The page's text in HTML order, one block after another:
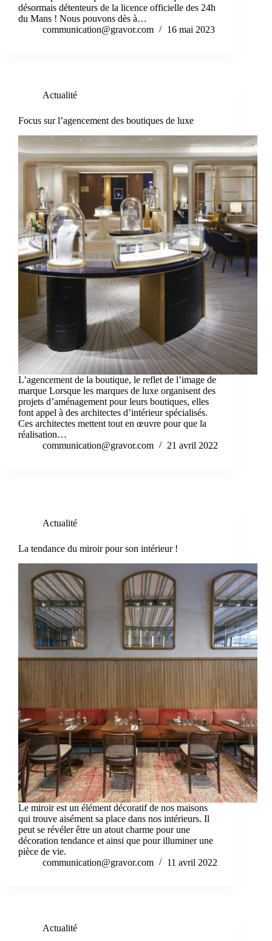
désormais détenteurs de la licence officielle des 24h
du Mans ! Nous pouvons dès à…
communication@gravor.com
16 mai 2023
Actualité
Focus sur l’agencement des boutiques de luxe
L’agencement de la boutique, le reflet de l’image de
marque Lorsque les marques de luxe organisent des
projets d’aménagement pour leurs boutiques, elles
font appel à des architectes d’intérieur spécialisés.
Ces architectes mettent tout en œuvre pour que la
réalisation…
communication@gravor.com
21 avril 2022
Actualité
La tendance du miroir pour son intérieur !
Le miroir est un élément décoratif de nos maisons
qui trouve aisément sa place dans nos intérieurs. Il
peut se révéler être un atout charme pour une
décoration tendance et ainsi que pour illuminer une
pièce de vie.
communication@gravor.com
11 avril 2022
Actualité